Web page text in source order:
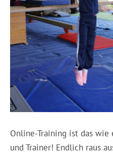
Online-Training ist das
und Trainer! Endlich raus